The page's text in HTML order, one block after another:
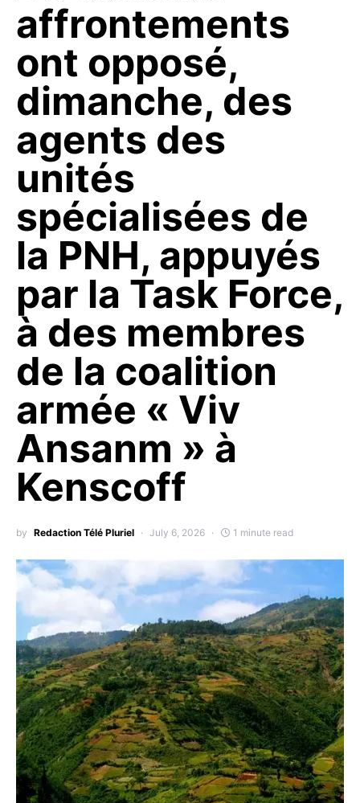
affrontements
ont opposé,
dimanche, des
agents des
unités
spécialisées de
la PNH, appuyés
par la Task Force,
à des membres
de la coalition
armée « Viv
Ansanm » à
Kenscoff
by Redaction Télé Pluriel July 6, 2026 1 minute read